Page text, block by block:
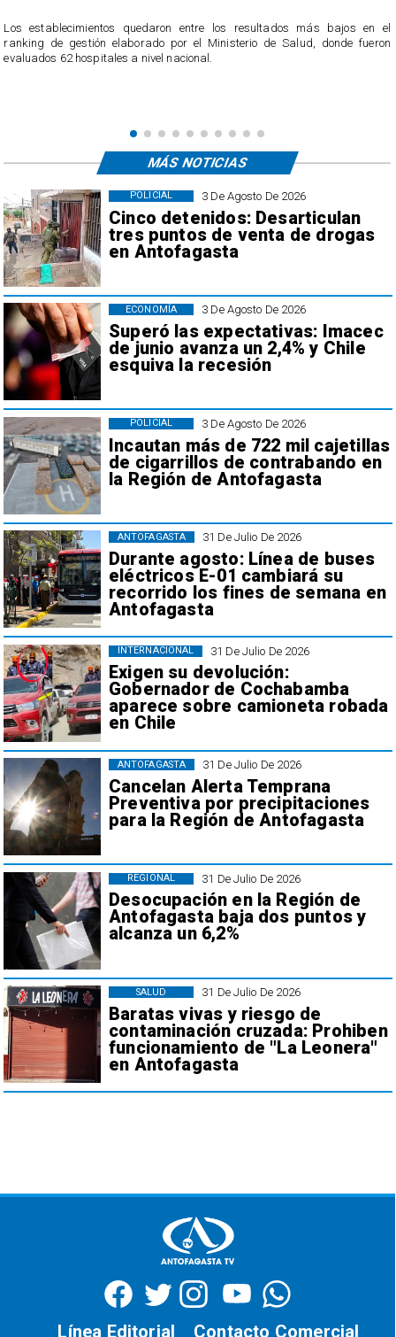
Los establecimientos quedaron entre los resultados más bajos en el
ranking de gestión elaborado por el Ministerio de Salud, donde fueron
evaluados 62 hospitales a nivel nacional.
3 De Agosto De 2026
Cinco detenidos: Desarticulan
tres puntos de venta de drogas
en Antofagasta
POLICIAL
3 De Agosto De 2026
Superó las expectativas: Imacec
de junio avanza un 2,4% y Chile
esquiva la recesión
ECONOMÍA
3 De Agosto De 2026
Incautan más de 722 mil cajetillas
de cigarrillos de contrabando en
la Región de Antofagasta
POLICIAL
31 De Julio De 2026
Durante agosto: Línea de buses
eléctricos E-01 cambiará su
recorrido los fines de semana en
Antofagasta
ANTOFAGASTA
31 De Julio De 2026
Exigen su devolución:
Gobernador de Cochabamba
aparece sobre camioneta robada
en Chile
INTERNACIONAL
31 De Julio De 2026
Cancelan Alerta Temprana
Preventiva por precipitaciones
para la Región de Antofagasta
ANTOFAGASTA
31 De Julio De 2026
Desocupación en la Región de
Antofagasta baja dos puntos y
alcanza un 6,2%
REGIONAL
31 De Julio De 2026
Baratas vivas y riesgo de
contaminación cruzada: Prohiben
funcionamiento de "La Leonera"
en Antofagasta
SALUD
MÁS NOTICIAS
Contacto Comercial
Línea Editorial